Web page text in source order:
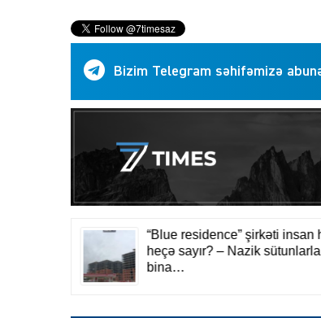
Bizim Telegram səhifəmizə